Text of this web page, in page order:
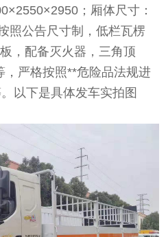
；厢体尺寸：
照公告尺寸制，低栏瓦楞
，配备灭火器，三角顶
，严格按照**危险品法规进
以下是具体发车实拍图